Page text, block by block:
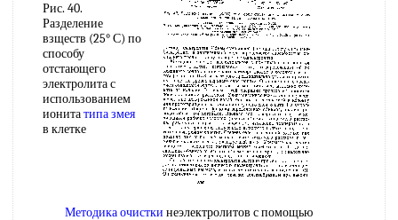
Рис. 40.
Разделение
взществ (25° С) по
способу
отстающего
электролита с
использованием
ионитатипа змея
в клетке
Методика очистки неэлектролитов с помощью